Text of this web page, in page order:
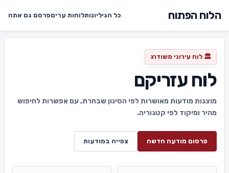
הלוח הפתוח כל הגיליונותלוחות עריםפרסם גם אתה
🏛️ לוח עירוני משודרג
לוח עזריקם
מוצגות מודעות מאושרות לפי הסינון שבחרת, עם אפשרות לחיפוש
מהיר ומיקוד לפי קטגוריה.
פרסום מודעה חדשה צפייה במודעות